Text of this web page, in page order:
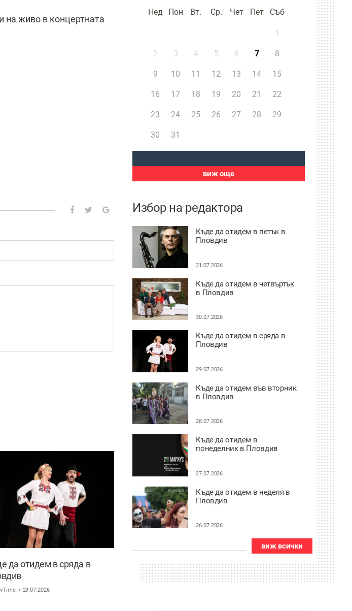
на живо в концертната
да отидем в сряда в
29.07.2026
Нед Пон Вт. Ср. Чет Пет Съб
1
2 3 4 5 6 7 8
9 10 11 12 13 14 15
16 17 18 19 20 21 22
23 24 25 26 27 28 29
30 31
виж още
Избор на редактора
Къде да отидем в петък в
Пловдив
31.07.2026
Къде да отидем в четвъртък
в Пловдив
30.07.2026
Къде да отидем в сряда в
Пловдив
29.07.2026
Къде да отидем във вторник
в Пловдив
28.07.2026
Къде да отидем в
понеделник в Пловдив
27.07.2026
Къде да отидем в неделя в
Пловдив
26.07.2026
виж всички